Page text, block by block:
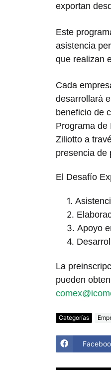
exportan
Este
asistencia
que realizan
Cada
desarrollará
beneficio de
Programa de
Ziliotto a
presencia de
El Desafío
Apoyo
La
pueden
Categorías